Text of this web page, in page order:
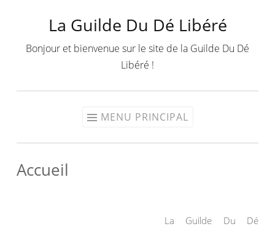
contenu
La Guilde Du Dé Libéré
Bonjour et bienvenue sur le site de la Guilde Du Dé
Libéré !
MENU PRINCIPAL
Accueil
La Guilde Du Dé